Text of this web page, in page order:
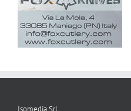
Isomedia Srl